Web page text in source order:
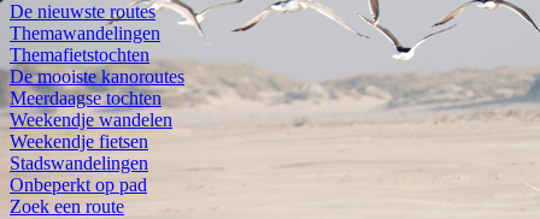
De nieuwste routes
Themawandelingen
Themafietstochten
De mooiste kanoroutes
Meerdaagse tochten
Weekendje wandelen
Weekendje fietsen
Stadswandelingen
Onbeperkt op pad
Zoek een route